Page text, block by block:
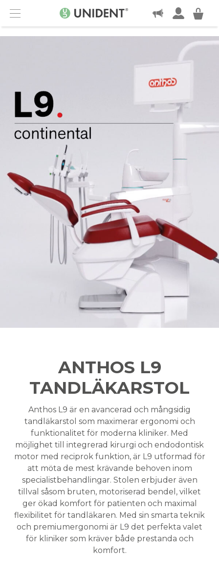
Menu
KONTAKT
ANTHOS L9
TANDLÄKARSTOL
Anthos L9 är en avancerad och mångsidig
tandläkarstol som maximerar ergonomi och
funktionalitet för moderna kliniker. Med
möjlighet till integrerad kirurgi och endodontisk
motor med reciprok funktion, är L9 utformad för
att möta de mest krävande behoven inom
specialistbehandlingar. Stolen erbjuder även
tillval såsom bruten, motoriserad bendel, vilket
ger ökad komfort för patienten och maximal
flexibilitet för tandläkaren. Med sin smarta teknik
och premiumergonomi är L9 det perfekta valet
för kliniker som kräver både prestanda och
komfort.